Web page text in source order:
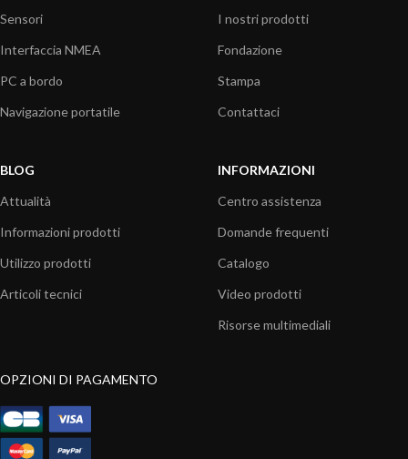
Sensori
Interfaccia NMEA
PC a bordo
Navigazione portatile
I nostri prodotti
Fondazione
Stampa
Contattaci
BLOG
Attualità
Informazioni prodotti
Utilizzo prodotti
Articoli tecnici
INFORMAZIONI
Centro assistenza
Domande frequenti
Catalogo
Video prodotti
Risorse multimediali
OPZIONI DI PAGAMENTO